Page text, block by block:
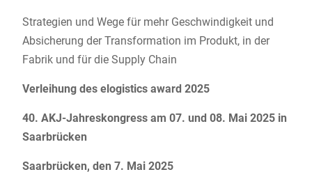
Strategien und Wege für mehr Geschwindigkeit und
Absicherung der Transformation im Produkt, in der
Fabrik und für die Supply Chain
Verleihung des elogistics award 2025
40. AKJ-Jahreskongress am 07. und 08. Mai 2025 in
Saarbrücken
Saarbrücken, den 7. Mai 2025